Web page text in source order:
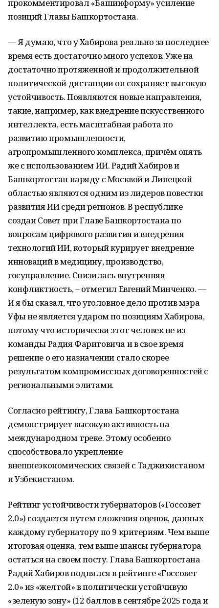
прокомментировал «Башинформу» усиление
позиций Главы Башкортостана.
— Я думаю, что у Хабирова реально за последнее
время есть достаточно много успехов. Уже на
достаточно протяженной и продолжительной
политической дистанции он сохраняет высокую
устойчивость. Появляются новые направления,
такие, например, как внедрение искусственного
интеллекта, есть масштабная работа по
развитию промышленности,
агропромышленного комплекса, причём опять
же с использованием ИИ. Радий Хабиров и
Башкортостан наряду с Москвой и Липецкой
областью являются одним из лидеров повестки
развития ИИ среди регионов. В республике
создан Совет при Главе Башкортостана по
вопросам цифрового развития и внедрения
технологий ИИ, который курирует внедрение
инноваций в медицину, производство,
госуправление. Снизилась внутренняя
конфликтность, – отметил Евгений Минченко. —
И я бы сказал, что уголовное дело против мэра
Уфы не является ударом по позициям Хабирова,
потому что исторически этот человек не из
команды Радия Фаритовича и в свое время
решение о его назначении стало скорее
результатом компромиссных договоренностей с
региональными элитами.
Согласно рейтингу, Глава Башкортостана
демонстрирует высокую активность на
международном треке. Этому особенно
способствовало укрепление
внешнеэкономических связей с Таджикистаном
и Узбекистаном.
Рейтинг устойчивости губернаторов («Госсовет
2.0») создается путем сложения оценок, данных
каждому губернатору по 9 критериям. Чем выше
итоговая оценка, тем выше шансы губернатора
остаться на своем посту. Глава Башкортостана
Радий Хабиров поднялся в рейтинге «Госсовет
2.0» из «желтой» в политически устойчивую
«зеленую зону» (12 баллов в сентябре 2025 года и